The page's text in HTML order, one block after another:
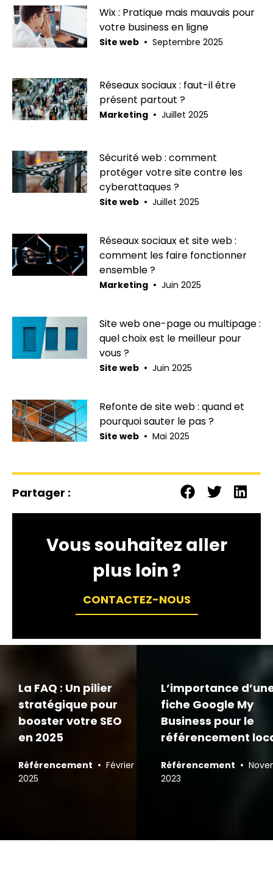
Wix : Pratique mais mauvais pour
votre business en ligne
Site web • Septembre 2025
Réseaux sociaux : faut-il être
présent partout ?
Marketing • Juillet 2025
Sécurité web : comment
protéger votre site contre les
cyberattaques ?
Site web • Juillet 2025
Réseaux sociaux et site web :
comment les faire fonctionner
ensemble ?
Marketing • Juin 2025
Site web one-page ou multipage :
quel choix est le meilleur pour
vous ?
Site web • Juin 2025
Refonte de site web : quand et
pourquoi sauter le pas ?
Site web • Mai 2025
Partager :
Vous souhaitez aller
plus loin ?
CONTACTEZ-NOUS
La FAQ : Un pilier
stratégique pour
booster votre SEO
en 2025
Référencement • Février
2025
L’importance
fiche Google My
Business pour le
référencement
Référencement •
2023